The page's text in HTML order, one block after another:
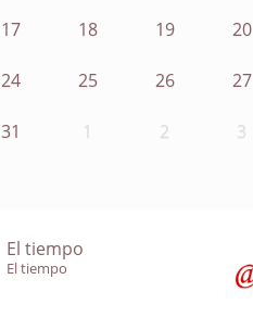
17 18 19 20
24 25 26 27
31 1 2 3
El tiempo
El tiempo